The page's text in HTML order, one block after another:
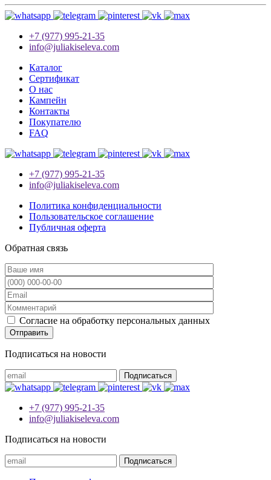
+7 (977) 995-21-35
info@juliakiseleva.com
Каталог
Сертификат
О нас
Кампейн
Контакты
Покупателю
FAQ
+7 (977) 995-21-35
info@juliakiseleva.com
Политика конфиденциальности
Пользовательское соглашение
Публичная оферта
Обратная связь
Согласие на обработку персональных данных
Подписаться на новости
+7 (977) 995-21-35
info@juliakiseleva.com
Подписаться на новости